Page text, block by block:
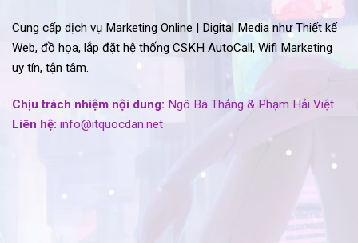
Cung cấp dịch vụ Marketing Online | Digital Media như Thiết kế
Web, đồ họa, lắp đặt hệ thống CSKH AutoCall, Wifi Marketing
uy tín, tận tâm.
Chịu trách nhiệm nội dung: Ngô Bá Thắng & Phạm Hải Việt
Liên hệ: info@itquocdan.net